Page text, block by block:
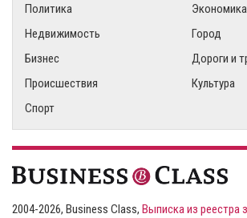
Политика
Экономика
Недвижимость
Город
Бизнес
Дороги и
Происшествия
Культура
Спорт
2004-2026, Business Class, Выписка из реестра